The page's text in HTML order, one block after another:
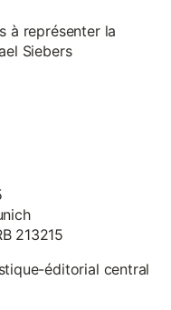
à représenter la
Siebers
213215
éditorial central